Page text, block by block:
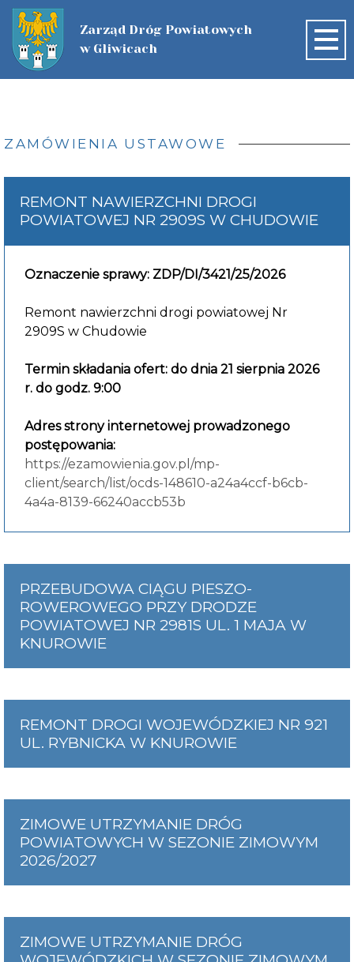
Zarząd Dróg Powiatowych
w Gliwicach
ZADANIA DOFINANSOWANE ZE
ŚRODKÓW ZEWNĘTRZNYCH
WZORY DOKUMENTÓW
ZIMOWE UTRZYMANIE DRÓG
ZAMÓWIENIA PUBLICZNE
PLAN POSTĘPOWAŃ
ZAMÓWIENIA USTAWOWE
INNE POSTĘPOWANIA
SIEĆ DRÓG
ZAMÓWIENIA USTAWOWE
REMONT NAWIERZCHNI DROGI
POWIATOWEJ NR 2909S W CHUDOWIE
Oznaczenie sprawy: ZDP/DI/3421/25/2026
Remont nawierzchni drogi powiatowej Nr
2909S w Chudowie
Termin składania ofert: do dnia 21 sierpnia 2026
r. do godz. 9:00
Adres strony internetowej prowadzonego
postępowania:
https://ezamowienia.gov.pl/mp-
client/search/list/ocds-148610-a24a4ccf-b6cb-
4a4a-8139-66240accb53b
PRZEBUDOWA CIĄGU PIESZO-
ROWEROWEGO PRZY DRODZE
POWIATOWEJ NR 2981S UL. 1 MAJA W
KNUROWIE
REMONT DROGI WOJEWÓDZKIEJ NR 921
UL. RYBNICKA W KNUROWIE
ZIMOWE UTRZYMANIE DRÓG
POWIATOWYCH W SEZONIE ZIMOWYM
2026/2027
ZIMOWE UTRZYMANIE DRÓG